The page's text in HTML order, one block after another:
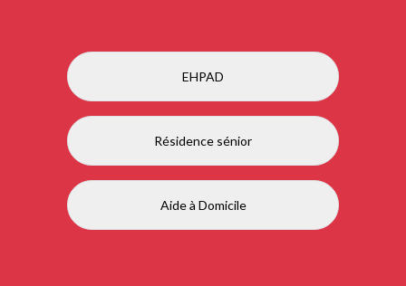
EHPAD
Résidence sénior
Aide à Domicile